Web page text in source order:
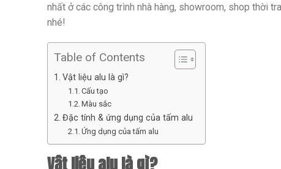
nhất ở các công trình nhà hàng, showroom, shop thời
nhé!
Table of Contents
Vật liệu alu là gì?
Cấu tạo
Màu sắc
Đặc tính & ứng dụng của tấm alu
Ứng dụng của tấm alu
Vật liệu alu là gì?